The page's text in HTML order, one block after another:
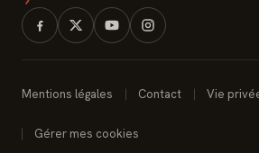
Mentions légales Contact Vie
Gérer mes cookies